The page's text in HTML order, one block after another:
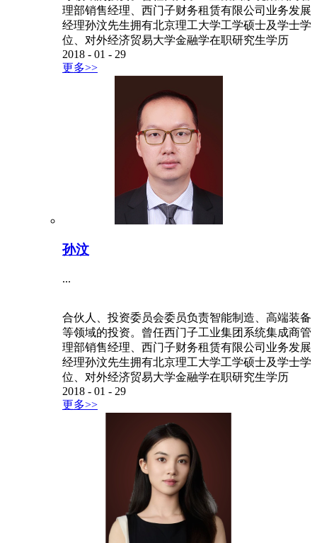
理部销售经理、西门子财务租赁有限公司业务发展
经理孙汶先生拥有北京理工大学工学硕士及学士学
位、对外经济贸易大学金融学在职研究生学历
2018 - 01 - 29
更多>>
孙汶
...
合伙人、投资委员会委员负责智能制造、高端装备
等领域的投资。曾任西门子工业集团系统集成商管
理部销售经理、西门子财务租赁有限公司业务发展
经理孙汶先生拥有北京理工大学工学硕士及学士学
位、对外经济贸易大学金融学在职研究生学历
2018 - 01 - 29
更多>>